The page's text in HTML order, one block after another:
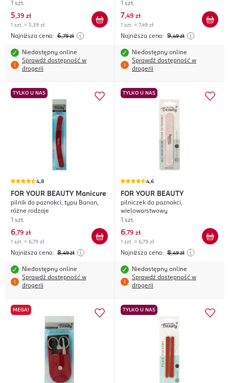
1 szt.
5,39 zł
1 szt. = 5,39 zł
Najniższa cena: 6,79 zł
Niedostępny online
Sprawdź dostępność w
drogerii
1 szt.
7,49 zł
1 szt. = 7,49 zł
Najniższa cena: 9,49 zł
Niedostępny online
Sprawdź dostępność w
drogerii
TYLKO U NAS
4,8
FOR YOUR BEAUTY Manicure
pilnik do paznokci, typu Banan,
różne rodzaje
1 szt.
6,79 zł
1 szt. = 6,79 zł
Najniższa cena: 8,49 zł
Niedostępny online
Sprawdź dostępność w
drogerii
TYLKO U NAS
4,6
FOR YOUR BEAUTY
pilniczek do paznokci,
wielowarstwowy
1 szt.
6,79 zł
1 szt. = 6,79 zł
Najniższa cena: 8,49 zł
Niedostępny online
Sprawdź dostępność w
drogerii
MEGA! TYLKO U NAS